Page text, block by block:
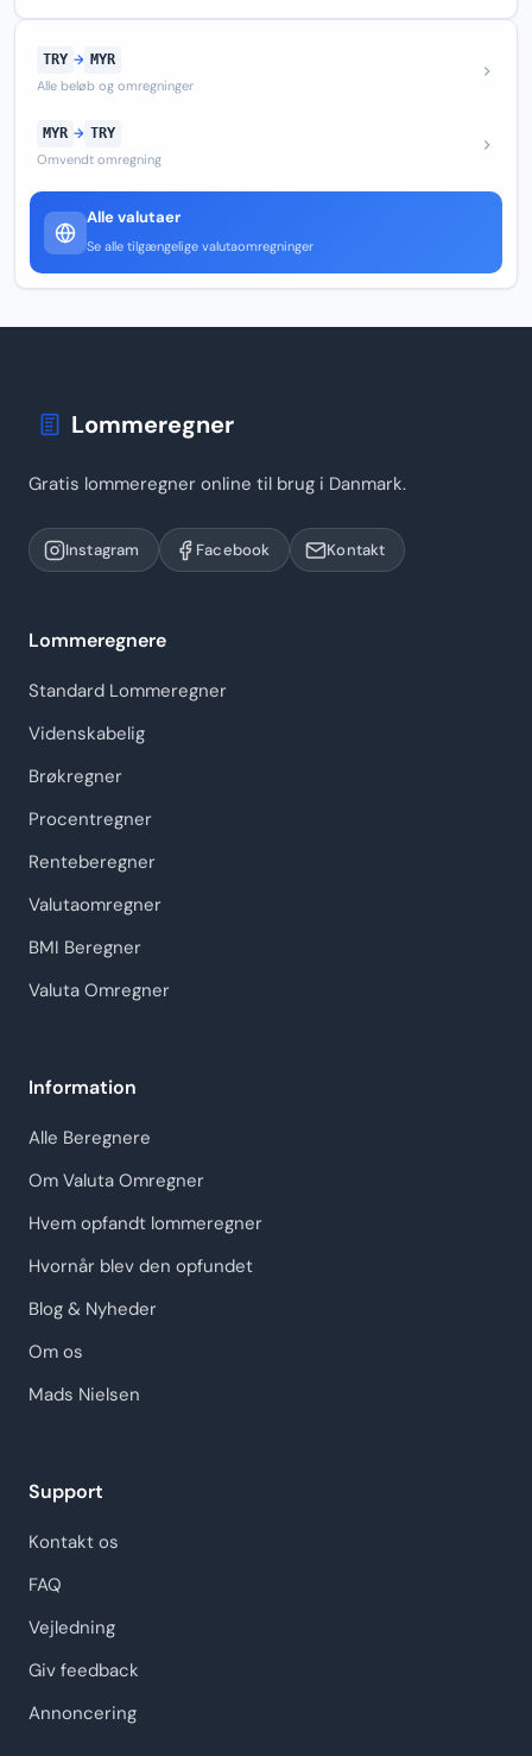
TRY → MYR
Alle beløb og omregninger
MYR → TRY
Omvendt omregning
Alle valutaer
Se alle tilgængelige valutaomregninger
Lommeregner
Gratis lommeregner online til brug i Danmark.
Instagram Facebook Kontakt
Lommeregnere
Standard Lommeregner
Videnskabelig
Brøkregner
Procentregner
Renteberegner
Valutaomregner
BMI Beregner
Valuta Omregner
Information
Alle Beregnere
Om Valuta Omregner
Hvem opfandt lommeregner
Hvornår blev den opfundet
Blog & Nyheder
Om os
Mads Nielsen
Support
Kontakt os
FAQ
Vejledning
Giv feedback
Annoncering